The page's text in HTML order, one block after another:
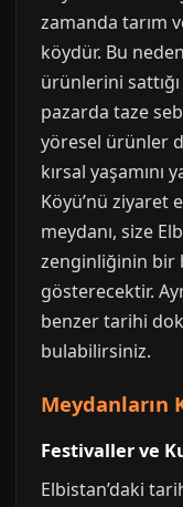
zamanda tarım
köydür. Bu
ürünlerini
pazarda taze
yöresel ürünler
kırsal yaşamını
Köyü’nü ziyaret
meydanı, size
zenginliğinin bir
gösterecektir.
benzer tarihi
bulabilirsiniz.
Meydanların
Festivaller ve
Elbistan’daki